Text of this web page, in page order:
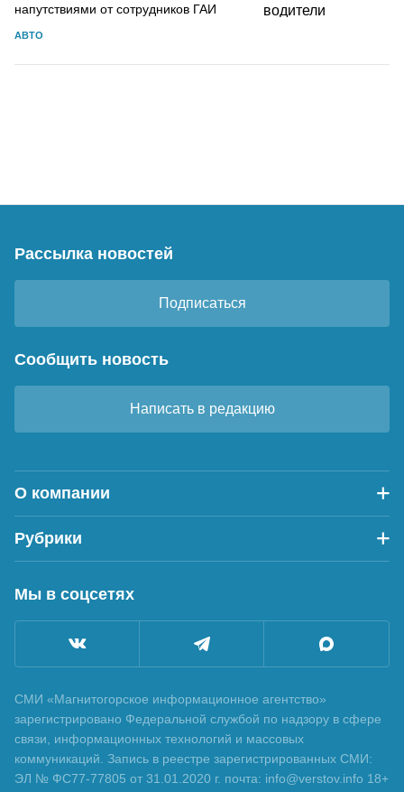
напутствиями от сотрудников ГАИ
АВТО
Рассылка новостей
Подписаться
Сообщить новость
Написать в редакцию
О компании
Рубрики
Мы в соцсетях
СМИ «Магнитогорское информационное агентство»
зарегистрировано Федеральной службой по надзору в сфере
связи, информационных технологий и массовых
коммуникаций. Запись в реестре зарегистрированных СМИ:
ЭЛ № ФС77-77805 от 31.01.2020 г. почта: info@verstov.info 18+